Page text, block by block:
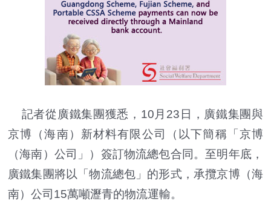
記者從廣鐵集團獲悉，10月23日，廣鐵集團與
京博（海南）新材料有限公司（以下簡稱「京博
（海南）公司」）簽訂物流總包合同。至明年底，
廣鐵集團將以「物流總包」的形式，承攬京博（海
南）公司15萬噸瀝青的物流運輸。